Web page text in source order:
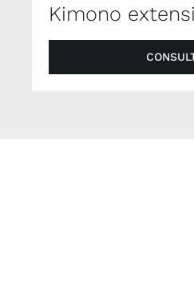
Kimono